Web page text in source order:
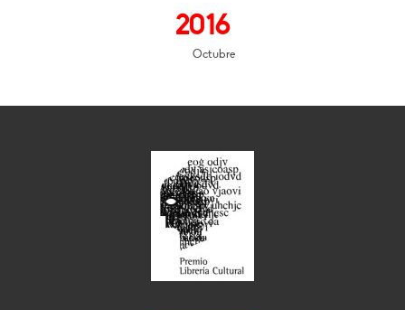
2016
Octubre